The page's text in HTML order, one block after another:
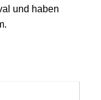
und haben